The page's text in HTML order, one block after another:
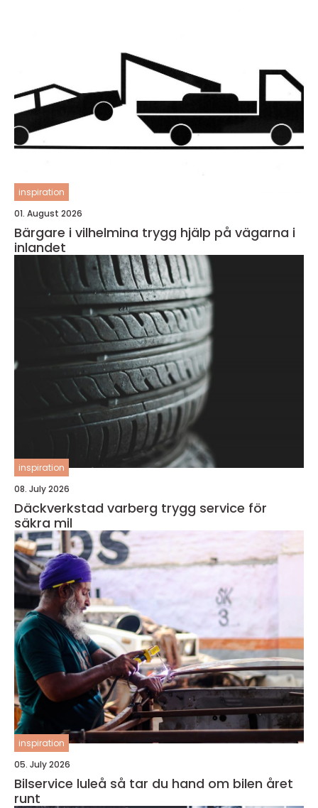
inspiration
01. August 2026
Bärgare i vilhelmina trygg hjälp på vägarna i
inlandet
inspiration
08. July 2026
Däckverkstad varberg trygg service för
säkra mil
inspiration
05. July 2026
Bilservice luleå så tar du hand om bilen året
runt